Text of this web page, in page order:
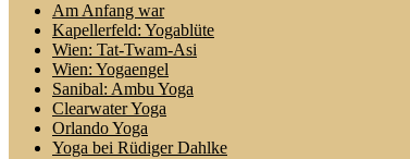
Am Anfang war
Kapellerfeld: Yogablüte
Wien: Tat-Twam-Asi
Wien: Yogaengel
Sanibal: Ambu Yoga
Clearwater Yoga
Orlando Yoga
Yoga bei Rüdiger Dahlke